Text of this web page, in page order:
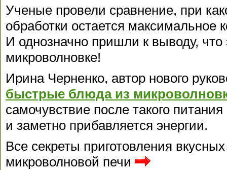
Ученые провели сравнение, при
обработки остается максимальное
И однозначно пришли к выводу, что
микроволновке!
Ирина Черненко, автор нового
быстрые блюда из
самочувствие после такого
и заметно прибавляется энергии.
Все секреты приготовления
микроволновой печи